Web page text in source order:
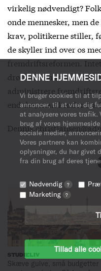
DENNE
Vi bruger cookies til at
annoncer, til at vise dig
at analysere vores trafik.
brug af vores
sociale medier,
Vores partnere kan
oplysninger, du har givet
fra din brug af deres
Nødvendig ?
Marketing ?
Tillad alle
virkelig nødvendigt?
onde mennesker, men
krav, politikerne stiller,
de skyller ind over os
fremdriftsreformen.
drømme om at lave det
administrere
end det, man kender fra
STUDIELIV
Skæve gulve, små budgetter